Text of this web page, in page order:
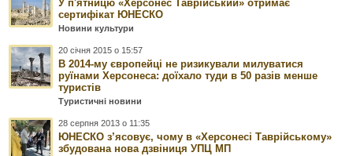
У п'ятницю «Херсонес Таврійський» отримає
сертифікат ЮНЕСКО
Новини культури
20 січня 2015 о 15:57
В 2014-му європейці не ризикували милуватися
руїнами Херсонеса: доїхало туди в 50 разів менше
туристів
Туристичні новини
28 серпня 2013 о 11:35
ЮНЕСКО з’ясовує, чому в «Херсонесі Таврійському»
збудована нова дзвіниця УПЦ МП